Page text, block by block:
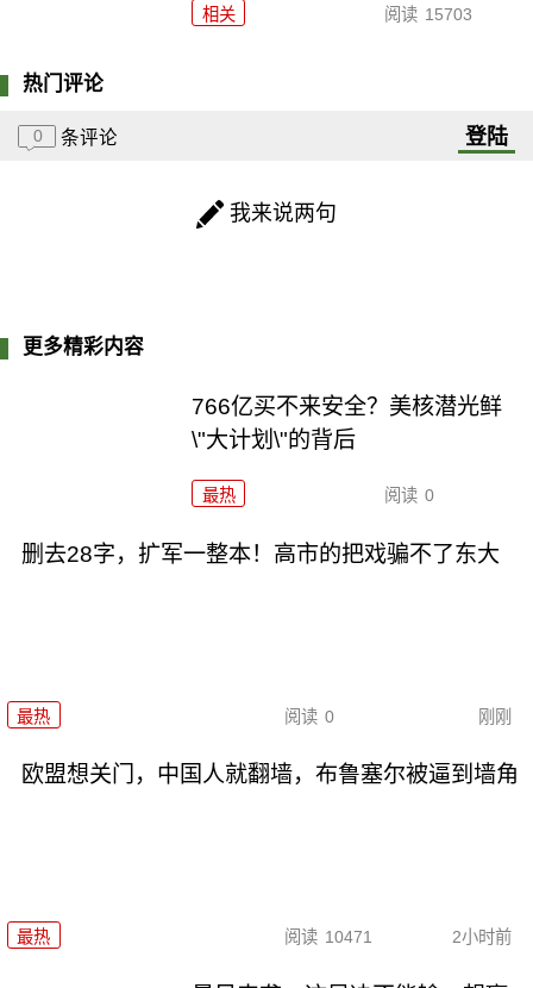
相关 阅读 15703
热门评论
0 条评论 登陆
我来说两句
更多精彩内容
766亿买不来安全？美核潜光鲜
\"大计划\"的背后
最热 阅读 0
删去28字，扩军一整本！高市的把戏骗不了东大
最热 阅读 0 刚刚
欧盟想关门，中国人就翻墙，布鲁塞尔被逼到墙角
最热 阅读 10471 2小时前